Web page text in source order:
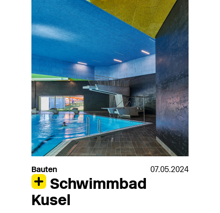
Bauten 07.05.2024
Schwimmbad
Kusel